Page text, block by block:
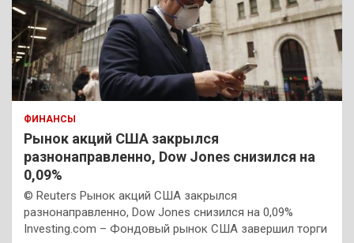
ФИНАНСЫ
Рынок акций США закрылся
разнонаправленно, Dow Jones снизился на
0,09%
© Reuters Рынок акций США закрылся
разнонаправленно, Dow Jones снизился на 0,09%
Investing.com – Фондовый рынок США завершил торги